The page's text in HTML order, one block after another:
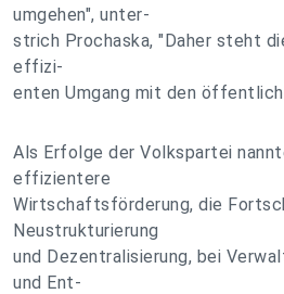
umgehen", unter-
strich Prochaska, "Daher steht
effizi-
enten Umgang mit den
Als Erfolge der Volkspartei
effizientere
Wirtschaftsförderung, die
Neustrukturierung
und Dezentralisierung, bei
und Ent-